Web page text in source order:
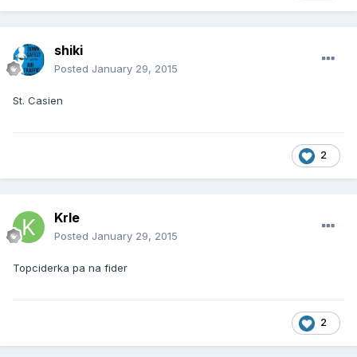
shiki
Posted January 29, 2015
St. Casien
2
Krle
Posted January 29, 2015
Topciderka pa na fider
2